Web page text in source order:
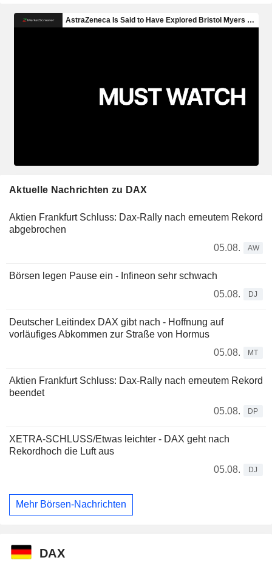
Aktuelle Nachrichten zu DAX
Aktien Frankfurt Schluss: Dax-Rally nach erneutem Rekord
abgebrochen
05.08.
AW
Börsen legen Pause ein - Infineon sehr schwach
05.08.
DJ
Deutscher Leitindex DAX gibt nach - Hoffnung auf
vorläufiges Abkommen zur Straße von Hormus
05.08.
MT
Aktien Frankfurt Schluss: Dax-Rally nach erneutem Rekord
beendet
05.08.
DP
XETRA-SCHLUSS/Etwas leichter - DAX geht nach
Rekordhoch die Luft aus
05.08.
DJ
Mehr Börsen-Nachrichten
DAX